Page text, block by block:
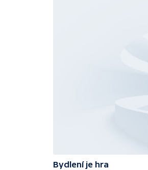
Bydlení je hra